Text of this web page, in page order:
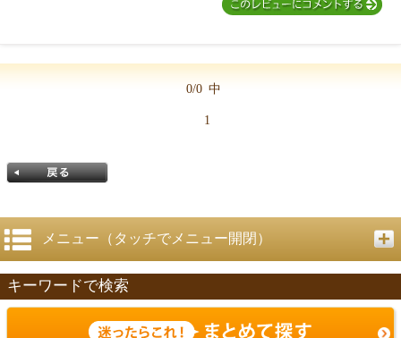
0/0 中
1
戻る
メニュー（タッチでメニュー開閉）
キーワードで検索